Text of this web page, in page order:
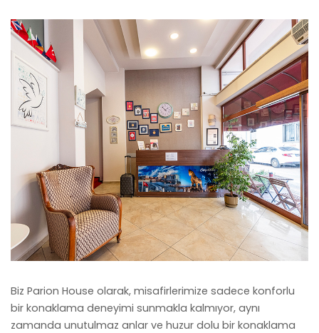
Biz Parion House olarak, misafirlerimize sadece konforlu
bir konaklama deneyimi sunmakla kalmıyor, aynı
zamanda unutulmaz anlar ve huzur dolu bir konaklama